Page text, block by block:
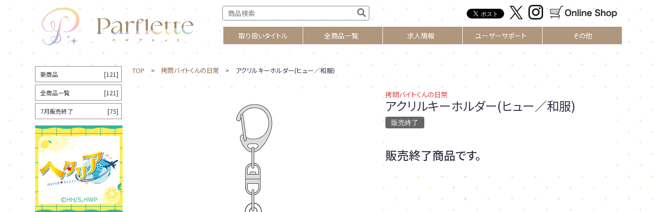
取り扱いタイトル 全商品一覧 求人情報 ユーザーサポート その他
TOP > 拷問バイトくんの日常 > アクリルキーホルダー(ヒュー／和服)
拷問バイトくんの日常
アクリルキーホルダー(ヒュー／和服)
販売終了
販売終了商品です。
新商品 [121]
全商品一覧 [121]
7月販売終了 [75]